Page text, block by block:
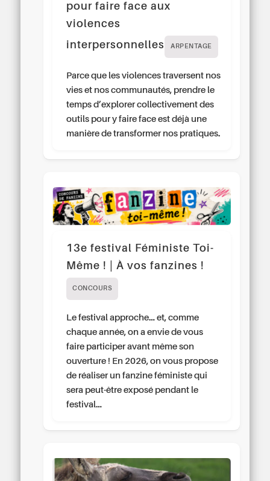
pour faire face aux
violences
interpersonnelles
ARPENTAGE
Parce que les violences traversent nos
vies et nos communautés, prendre le
temps d’explorer collectivement des
outils pour y faire face est déjà une
manière de transformer nos pratiques.
13e festival Féministe Toi-
Même ! | À vos fanzines !
CONCOURS
Le festival approche… et, comme
chaque année, on a envie de vous
faire participer avant même son
ouverture ! En 2026, on vous propose
de réaliser un fanzine féministe qui
sera peut-être exposé pendant le
festival…